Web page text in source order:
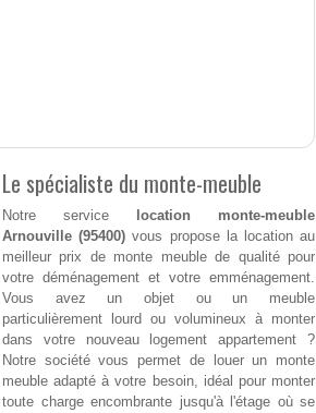
Le spécialiste du monte-meuble
Notre service
location monte-meuble
Arnouville (95400) vous propose la location au
meilleur prix de monte meuble de qualité pour
votre déménagement et votre emménagement.
Vous avez un objet ou un meuble
particulièrement lourd ou volumineux à monter
dans votre nouveau logement appartement ?
Notre société vous permet de louer un monte
meuble adapté à votre besoin, idéal pour monter
toute charge encombrante jusqu'à l'étage où se